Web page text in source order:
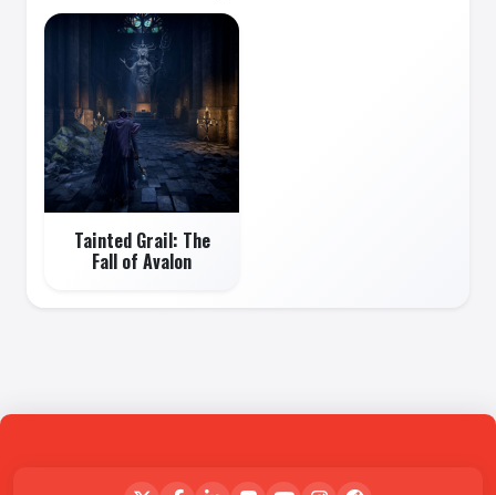
Tainted Grail: The
Fall of Avalon